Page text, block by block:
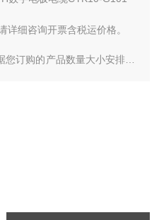
详细咨询开票含税运价格。
订购的产品数量大小安排发